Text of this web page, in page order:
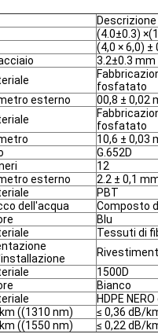
Descrizione
(4.0±0.3)
(4,0 × 6,0) ±
3.2±0.3 mm
fosfatato
esterno
00,8 ± 0,02
fosfatato
10,6 ± 0,03
G.652D
12
esterno
2.2 ± 0,1
PBT
dell'acqua
Composto
Blu
Tessuti di
1500D
Bianco
HDPE
((1310 nm)
≤ 0,36 dB/
((1550 nm)
≤ 0,22 dB/